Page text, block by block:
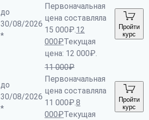
до
30/08/2026
*
Первоначальная
цена составляла
15 000₽.12
000₽Текущая
цена: 12 000₽.
Пройти
курс
до
30/08/2026
*
11 000₽
Первоначальная
цена составляла
11 000₽.8
000₽Текущая
Пройти
курс